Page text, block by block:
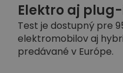
Elektro aj
Test je dostupný pre
elektromobilov aj
predávané v Európe.